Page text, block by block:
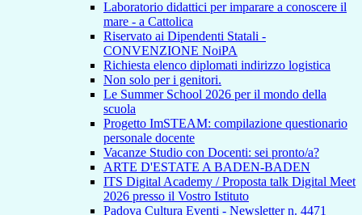
Laboratorio didattici per imparare a conoscere il
mare - a Cattolica
Riservato ai Dipendenti Statali -
CONVENZIONE NoiPA
Richiesta elenco diplomati indirizzo logistica
Non solo per i genitori.
Le Summer School 2026 per il mondo della
scuola
Progetto ImSTEAM: compilazione questionario
personale docente
Vacanze Studio con Docenti: sei pronto/a?
ARTE D'ESTATE A BADEN-BADEN
ITS Digital Academy / Proposta talk Digital Meet
2026 presso il Vostro Istituto
Padova Cultura Eventi - Newsletter n. 4471